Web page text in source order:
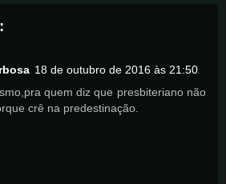
18 de outubro de 2016 às 21:50
quem diz que presbiteriano não
crê na predestinação.